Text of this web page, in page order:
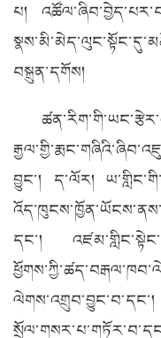
པ།
བསྐྲུན་དགོས།
བྱུང་། ད་ལོར།
དང་།